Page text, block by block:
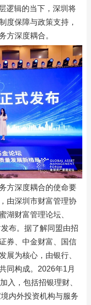
逻辑的当下，深圳将
度保障与政策支持，
方深度耦合。
方深度耦合的使命要
由深圳市财富管理协
湖财富管理论坛、
布。据了解同盟由招
券、中金财富、国信
展为核心，由银行、
同构成。2026年1月
入，包括招银理财、
内外投资机构与服务